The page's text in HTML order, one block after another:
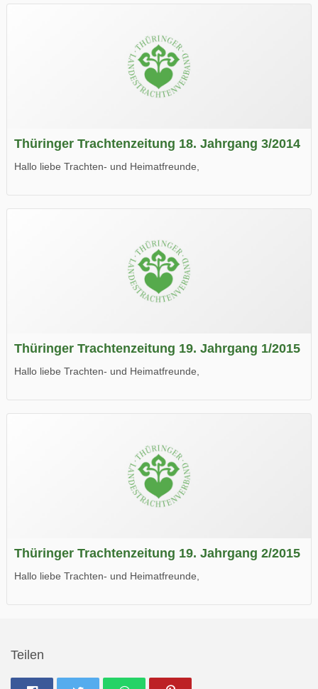
Thüringer Trachtenzeitung 18. Jahrgang 3/2014
Hallo liebe Trachten- und Heimatfreunde,
Wir wünschen Euch viel Spaß beim Lesen.
Thüringer Trachtenzeitung 19. Jahrgang 1/2015
Hallo liebe Trachten- und Heimatfreunde,
Wir wünschen Euch viel Spaß beim Lesen.
Thüringer Trachtenzeitung 19. Jahrgang 2/2015
Hallo liebe Trachten- und Heimatfreunde,
Teilen